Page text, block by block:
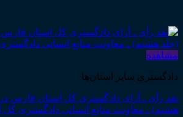
مشاهده
دادگستری سایر استان‌ها
نقد رأی ـ آرای دادگستری کل استان فارس در
هشتم) ـ معاونت منابع انسانی دادگستری